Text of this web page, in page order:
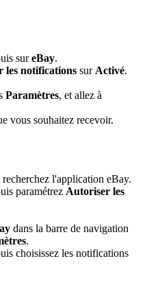
sureBay.
les notifications sur Activé.
Paramètres, et allez à
vous souhaitez recevoir.
recherchez l'application eBay.
paramétrez Autoriser les
dans la barre de navigation
.
choisissez les notifications